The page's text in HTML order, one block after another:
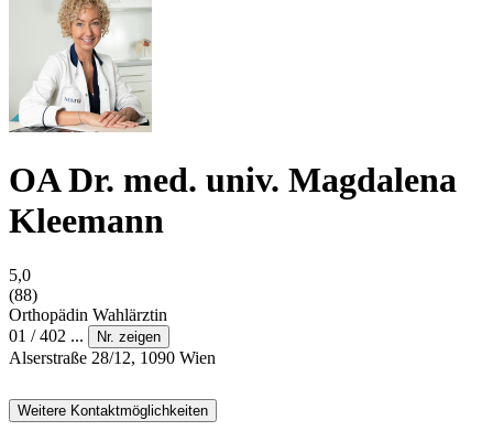
OA Dr. med. univ. Magdalena
Kleemann
5,0
(88)
Orthopädin Wahlärztin
01 / 402 ...
Nr. zeigen
Alserstraße 28/12, 1090 Wien
Weitere Kontaktmöglichkeiten